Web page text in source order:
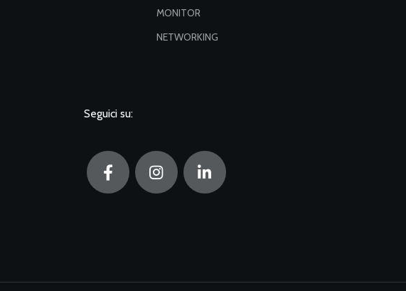
MONITOR
NETWORKING
Seguici su: